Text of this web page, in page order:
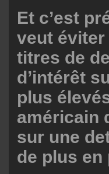
Et c’est
veut
titres de
d’intérêt
plus
américain
sur une
de plus en